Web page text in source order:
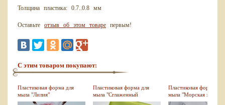
Толщина пластика: 0.7..0.8 мм
Оставьте отзыв об этом товаре первым!
С этим товаром покупают:
Пластиковая форма для
мыла "Лилия"
Пластиковая форма для
мыла "Сглаженный
квадрат"
Пластиковая форма для
мыла "Морская звезда
игольчатая"